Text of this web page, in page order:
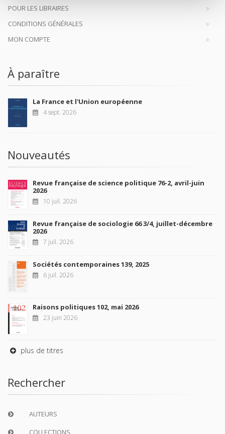
POUR LES LIBRAIRES
CONDITIONS GÉNÉRALES
MON COMPTE
À paraître
La France et l'Union européenne
4 sept. 2026
Nouveautés
Revue française de science politique 76-2, avril-juin
2026
10 juil. 2026
Revue française de sociologie 66 3/4, juillet-décembre
2026
7 juil. 2026
Sociétés contemporaines 139, 2025
6 juil. 2026
Raisons politiques 102, mai 2026
23 juin 2026
plus de titres
Rechercher
AUTEURS
COLLECTIONS